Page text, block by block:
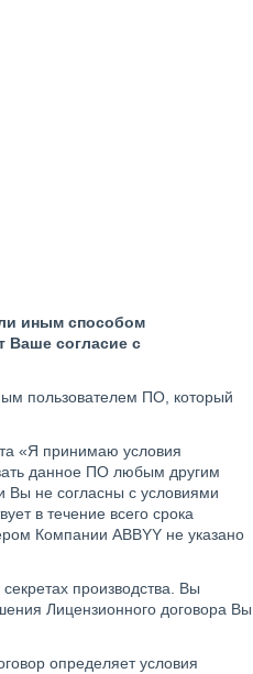
иным способом
Ваше согласие с
пользователем ПО, который
«Я принимаю условия
данное ПО любым другим
Вы не согласны с условиями
в течение всего срока
Компании ABBYY не указано
производства. Вы
Лицензионного договора Вы
определяет условия